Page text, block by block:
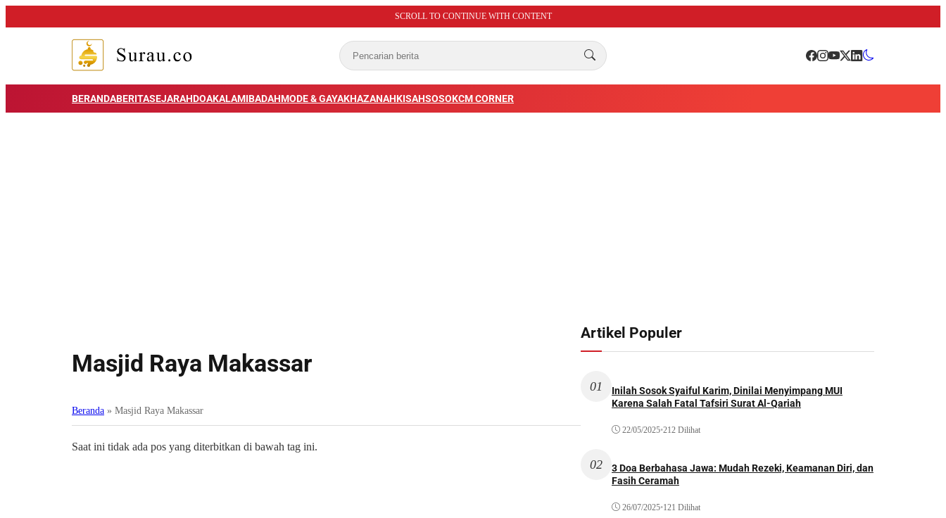
SCROLL TO CONTINUE WITH CONTENT
BERANDABERITASEJARAHDOAKALAMIBADAHMODE & GAYAKHAZANAHKISAHSOSOKCM CORNER
Masjid Raya Makassar
Beranda » Masjid Raya Makassar
Saat ini tidak ada pos yang diterbitkan di bawah tag ini.
Artikel Populer
01
Inilah Sosok Syaiful Karim, Dinilai Menyimpang MUI
Karena Salah Fatal Tafsiri Surat Al-Qariah
22/05/2025•212 Dilihat
02
3 Doa Berbahasa Jawa: Mudah Rezeki, Keamanan Diri, dan
Fasih Ceramah
26/07/2025•121 Dilihat